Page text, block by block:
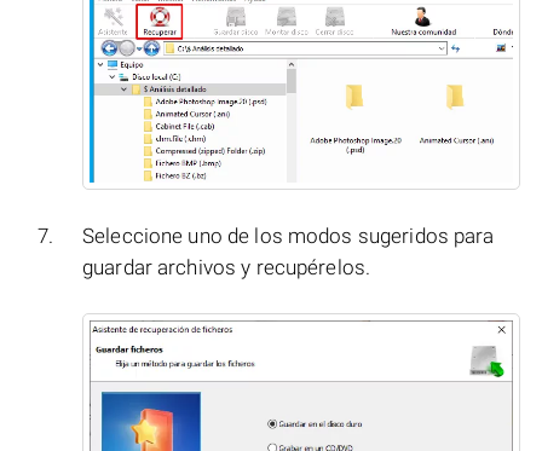
Seleccione uno de los modos sugeridos para
guardar archivos y recupérelos.